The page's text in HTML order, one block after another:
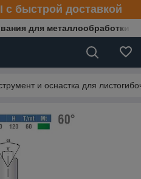
с быстрой доставкой
для металлообработки
и оснастка для